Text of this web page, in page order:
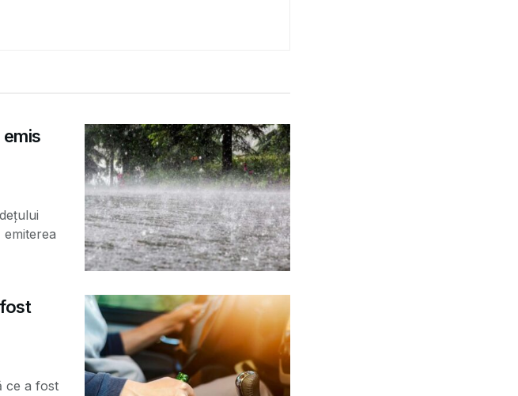
ce a fost